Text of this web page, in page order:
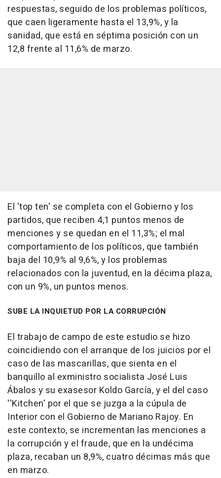
respuestas, seguido de los problemas políticos,
que caen ligeramente hasta el 13,9%, y la
sanidad, que está en séptima posición con un
12,8 frente al 11,6% de marzo.
El 'top ten' se completa con el Gobierno y los
partidos, que reciben 4,1 puntos menos de
menciones y se quedan en el 11,3%; el mal
comportamiento de los políticos, que también
baja del 10,9% al 9,6%, y los problemas
relacionados con la juventud, en la décima plaza,
con un 9%, un puntos menos.
SUBE LA INQUIETUD POR LA CORRUPCIÓN
El trabajo de campo de este estudio se hizo
coincidiendo con el arranque de los juicios por el
caso de las mascarillas, que sienta en el
banquillo al exministro socialista José Luis
Ábalos y su exasesor Koldo García, y el del caso
''Kitchen' por el que se juzga a la cúpula de
Interior con el Gobierno de Mariano Rajoy. En
este contexto, se incrementan las menciones a
la corrupción y el fraude, que en la undécima
plaza, recaban un 8,9%, cuatro décimas más que
en marzo.